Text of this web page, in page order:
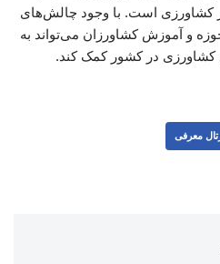
کشاورزی است. با وجود چالش‌های
و آموزش کشاورزان می‌تواند به
کشاورزی در کشور کمک کند.
معرفی